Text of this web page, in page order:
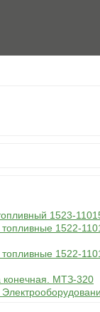
1523-
1522-
1522-
конечная. МТЗ-320